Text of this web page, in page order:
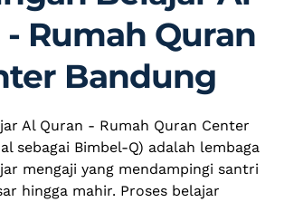
Rumah Quran
Bandung
Al Quran - Rumah Quran Center
sebagai Bimbel-Q) adalah lembaga
mengaji yang mendampingi santri
hingga mahir. Proses belajar